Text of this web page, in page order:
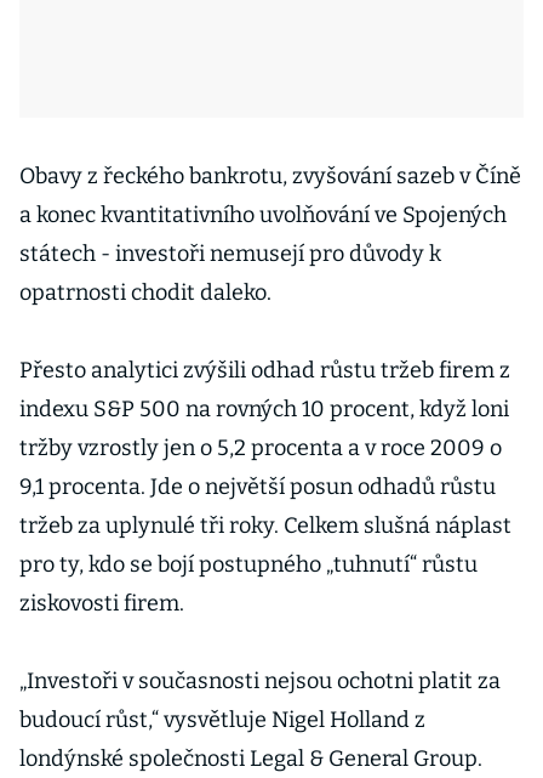
Obavy z řeckého bankrotu, zvyšování sazeb v Číně
a konec kvantitativního uvolňování ve Spojených
státech - investoři nemusejí pro důvody k
opatrnosti chodit daleko.
Přesto analytici zvýšili odhad růstu tržeb firem z
indexu S&P 500 na rovných 10 procent, když loni
tržby vzrostly jen o 5,2 procenta a v roce 2009 o
9,1 procenta. Jde o největší posun odhadů růstu
tržeb za uplynulé tři roky. Celkem slušná náplast
pro ty, kdo se bojí postupného „tuhnutí“ růstu
ziskovosti firem.
„Investoři v současnosti nejsou ochotni platit za
budoucí růst,“ vysvětluje Nigel Holland z
londýnské společnosti Legal & General Group.